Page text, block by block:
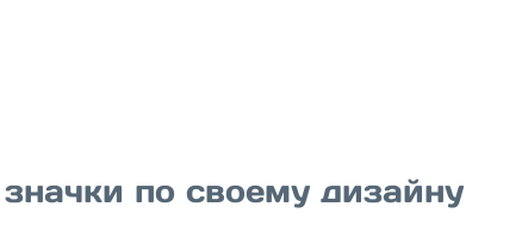
по своему дизайну